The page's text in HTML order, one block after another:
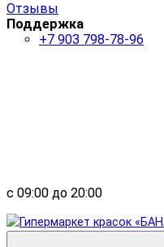
Отзывы
Поддержка
+7 903 798-78-96
с 09:00 до 20:00